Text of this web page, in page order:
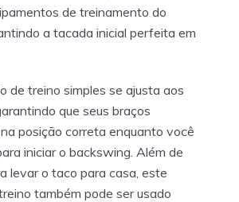
de treinamento do
a tacada inicial perfeita em
de treino simples se ajusta aos
que seus braços
posição correta enquanto você
iniciar o backswing. Além de
levar o taco para casa, este
também pode ser usado